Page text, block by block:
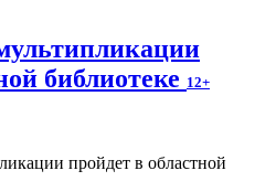
библиотеке 12+